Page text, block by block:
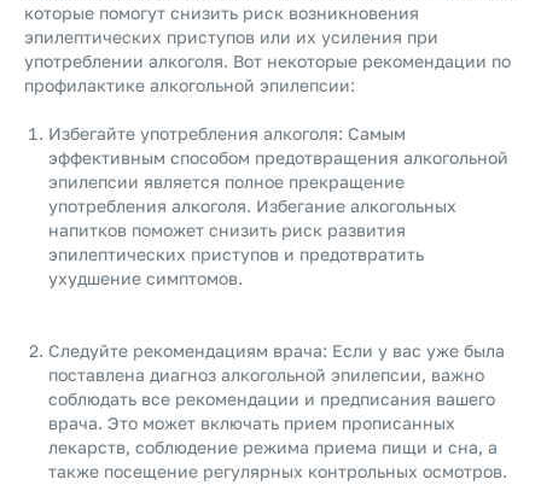
которые помогут снизить риск возникновения
эпилептических приступов или их усиления при
употреблении алкоголя. Вот некоторые рекомендации по
профилактике алкогольной эпилепсии:
Избегайте употребления алкоголя: Самым
эффективным способом предотвращения алкогольной
эпилепсии является полное прекращение
употребления алкоголя. Избегание алкогольных
напитков поможет снизить риск развития
эпилептических приступов и предотвратить
ухудшение симптомов.
Следуйте рекомендациям врача: Если у вас уже была
поставлена диагноз алкогольной эпилепсии, важно
соблюдать все рекомендации и предписания вашего
врача. Это может включать прием прописанных
лекарств, соблюдение режима приема пищи и сна, а
также посещение регулярных контрольных осмотров.